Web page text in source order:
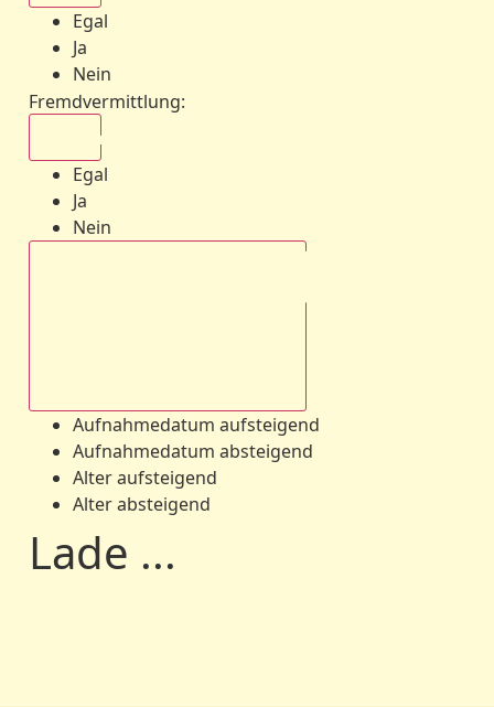
Egal
Ja
Nein
Fremdvermittlung:
Egal
Ja
Nein
Aufnahmedatum aufsteigend
Aufnahmedatum absteigend
Alter aufsteigend
Alter absteigend
Lade ...